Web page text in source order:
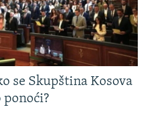
se Skupština Kosova